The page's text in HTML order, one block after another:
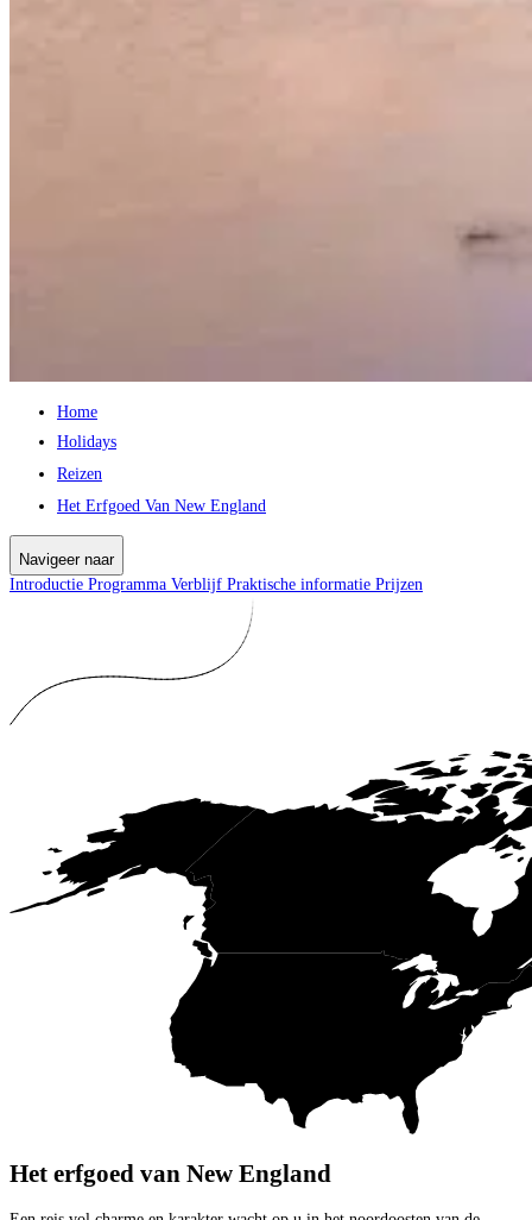
Home
Holidays
Reizen
Het Erfgoed Van New England
Navigeer naar
Introductie Programma Verblijf Praktische informatie Prijzen
Het erfgoed van New England